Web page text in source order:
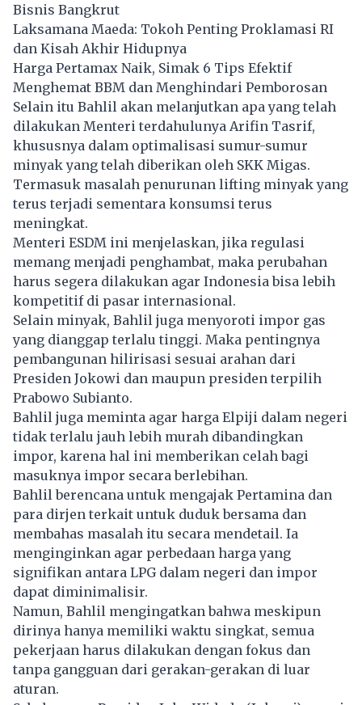
Bisnis Bangkrut
Laksamana Maeda: Tokoh Penting Proklamasi RI
dan Kisah Akhir Hidupnya
Harga Pertamax Naik, Simak 6 Tips Efektif
Menghemat BBM dan Menghindari Pemborosan
Selain itu Bahlil akan melanjutkan apa yang telah
dilakukan Menteri terdahulunya Arifin Tasrif,
khususnya dalam optimalisasi sumur-sumur
minyak yang telah diberikan oleh SKK Migas.
Termasuk masalah penurunan lifting minyak yang
terus terjadi sementara konsumsi terus
meningkat.
Menteri ESDM ini menjelaskan, jika regulasi
memang menjadi penghambat, maka perubahan
harus segera dilakukan agar Indonesia bisa lebih
kompetitif di pasar internasional.
Selain minyak, Bahlil juga menyoroti impor gas
yang dianggap terlalu tinggi. Maka pentingnya
pembangunan hilirisasi sesuai arahan dari
Presiden Jokowi dan maupun presiden terpilih
Prabowo Subianto.
Bahlil juga meminta agar harga Elpiji dalam negeri
tidak terlalu jauh lebih murah dibandingkan
impor, karena hal ini memberikan celah bagi
masuknya impor secara berlebihan.
Bahlil berencana untuk mengajak Pertamina dan
para dirjen terkait untuk duduk bersama dan
membahas masalah itu secara mendetail. Ia
menginginkan agar perbedaan harga yang
signifikan antara LPG dalam negeri dan impor
dapat diminimalisir.
Namun, Bahlil mengingatkan bahwa meskipun
dirinya hanya memiliki waktu singkat, semua
pekerjaan harus dilakukan dengan fokus dan
tanpa gangguan dari gerakan-gerakan di luar
aturan.